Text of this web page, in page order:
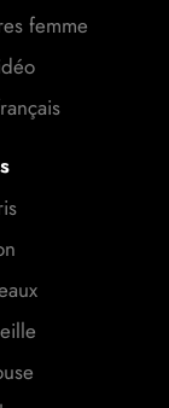
femme